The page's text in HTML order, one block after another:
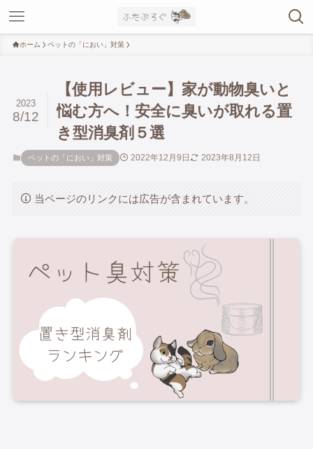
ホーム ペットの「におい」対策
【使用レビュー】家が動物臭いと
悩む方へ！安全に臭いが取れる置
き型消臭剤５選
2023
8/12
ペットの「におい」対策 2022年12月9日 2023年8月12日
当ページのリンクには広告が含まれています。